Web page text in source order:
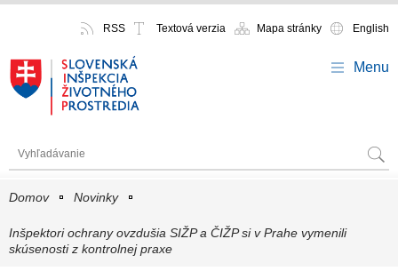
English
Mapa stránky
Textová verzia
RSS
Menu
Domov Novinky
Inšpektori ochrany ovzdušia SIŽP a ČIŽP si v Prahe vymenili
skúsenosti z kontrolnej praxe